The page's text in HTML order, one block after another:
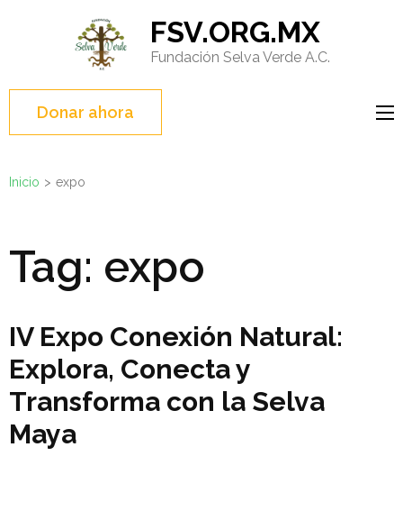
(presione
Entrar)
FSV.ORG.MX
Fundación Selva Verde A.C.
Donar ahora
Inicio > expo
Tag: expo
IV Expo Conexión Natural:
Explora, Conecta y
Transforma con la Selva
Maya